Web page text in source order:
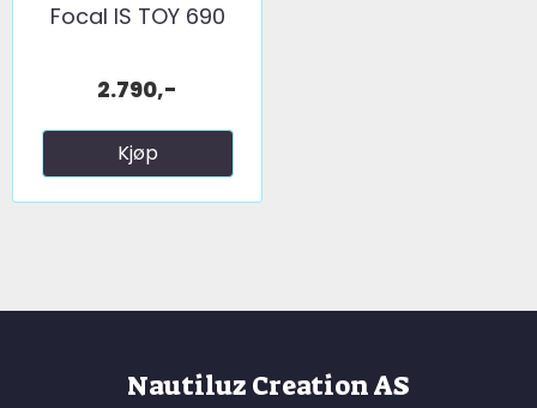
Focal IS TOY 690
2.790,-
Kjøp
Nautiluz Creation AS